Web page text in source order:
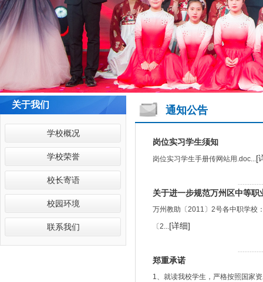
关于我们
学校概况
学校荣誉
校长寄语
校园环境
联系我们
通知公告
岗位实习学生须知
岗位实习学生手册传网站用.doc...[
关于进一步规范万州区中等
万州教助〔2011〕2号各中职学校
〔2...[详细]
郑重承诺
1、就读我校学生，严格按照国家